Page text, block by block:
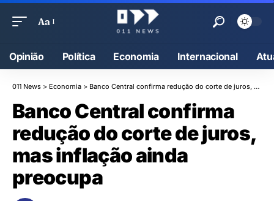
Aa
Opinião Política Economia Internacional
011 News > Economia > Banco Central confirma redução do corte de juros, mas inflação ainda preocupa
Banco Central confirma
redução do corte de juros,
mas inflação ainda
preocupa